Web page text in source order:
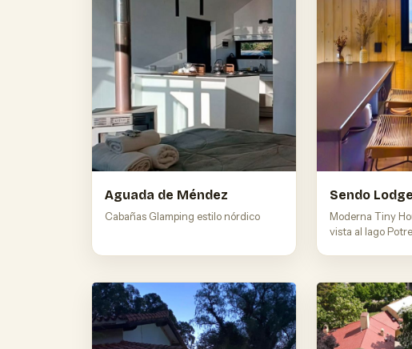
Aguada de Méndez
Cabañas Glamping estilo nórdico
Sendo Lodge
Moderna Tiny
vista al lago